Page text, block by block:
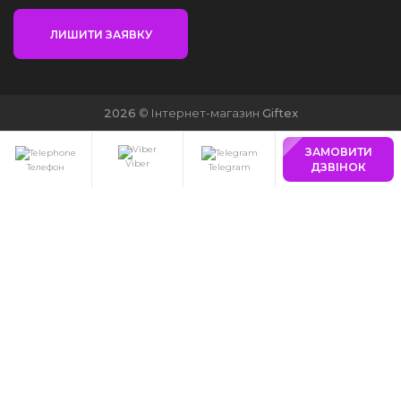
ЛИШИТИ ЗАЯВКУ
2026 © Інтернет-магазин Giftex
Телефон Viber Telegram
ЗАМОВИТИ
ДЗВІНОК